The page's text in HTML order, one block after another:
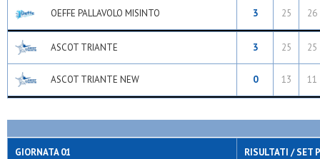
OEFFE PALLAVOLO MISINTO 3 25 26
ASCOT TRIANTE 3 25 25
ASCOT TRIANTE NEW 0 13 11
GIORNATA 01 RISULTATI / SET